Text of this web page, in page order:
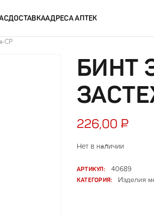
ДОСТАВКААДРЕСА АПТЕК
СР
БИНТ
226,00 ₽
Нет в наличии
АРТИКУЛ:
40689
КАТЕГОРИЯ:
Изделия